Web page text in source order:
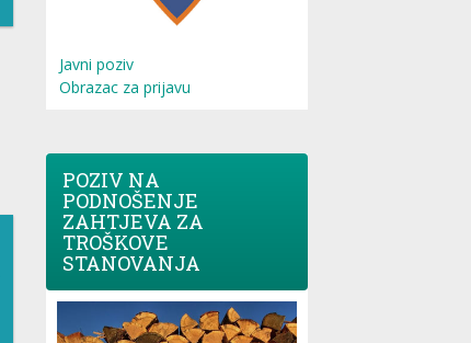
Javni poziv
Obrazac za prijavu
POZIV NA
PODNOŠENJE
ZAHTJEVA ZA
TROŠKOVE
STANOVANJA